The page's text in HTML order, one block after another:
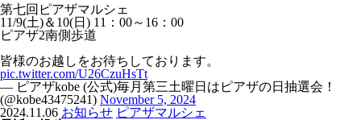
第七回ピアザマルシェ
11/9(土)＆10(日) 11：00～16：00
ピアザ2南側歩道
皆様のお越しをお待ちしております。
pic.twitter.com/U26CzuHsTt
— ピアザkobe (公式)毎月第三土曜日はピアザの日抽選会！
(@kobe43475241) November 5, 2024
2024.11.06 お知らせ ピアザマルシェ